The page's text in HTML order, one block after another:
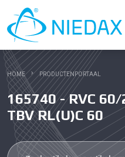
HOME PRODUCTENPORTAAL
165740 - RVC 60/
TBV RL(U)C 60